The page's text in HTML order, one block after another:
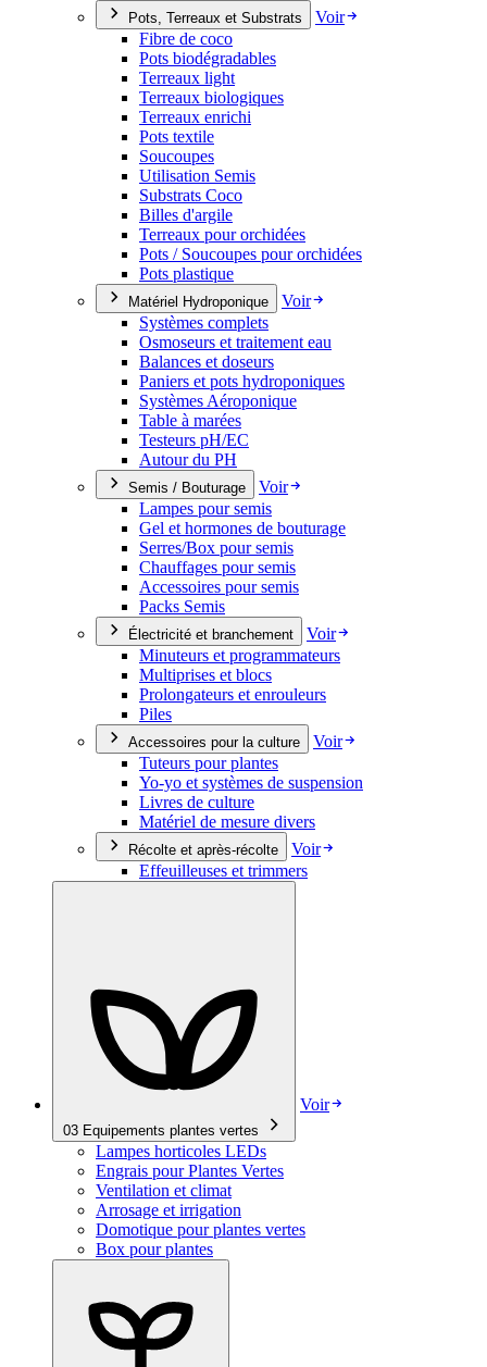
Pots, Terreaux et Substrats
Voir
Fibre de coco
Pots biodégradables
Terreaux light
Terreaux biologiques
Terreaux enrichi
Pots textile
Soucoupes
Utilisation Semis
Substrats Coco
Billes d'argile
Terreaux pour orchidées
Pots / Soucoupes pour orchidées
Pots plastique
Matériel Hydroponique
Voir
Systèmes complets
Osmoseurs et traitement eau
Balances et doseurs
Paniers et pots hydroponiques
Systèmes Aéroponique
Table à marées
Testeurs pH/EC
Autour du PH
Semis / Bouturage
Voir
Lampes pour semis
Gel et hormones de bouturage
Serres/Box pour semis
Chauffages pour semis
Accessoires pour semis
Packs Semis
Électricité et branchement
Voir
Minuteurs et programmateurs
Multiprises et blocs
Prolongateurs et enrouleurs
Piles
Accessoires pour la culture
Voir
Tuteurs pour plantes
Yo-yo et systèmes de suspension
Livres de culture
Matériel de mesure divers
Récolte et après-récolte
Voir
Effeuilleuses et trimmers
03 Equipements plantes vertes
Voir
Lampes horticoles LEDs
Engrais pour Plantes Vertes
Ventilation et climat
Arrosage et irrigation
Domotique pour plantes vertes
Box pour plantes